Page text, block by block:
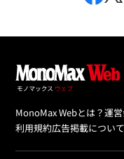
MonoMax Webとは？運
利用規約広告掲載について